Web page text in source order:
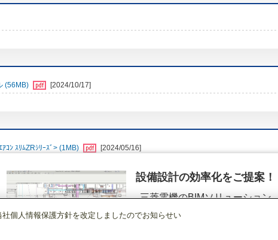
(56MB) [2024/10/17]
ｺﾝ ｽﾘﾑZRｼﾘｰｽﾞ> (1MB) [2024/05/16]
設備設計の効率化をご提案！
三菱電機のBIMソリューション
（空調.換気.照明）
個人情報保護方針を改定しましたのでお知らせい